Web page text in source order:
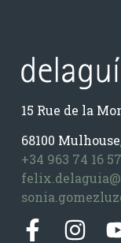
15 Rue de la
68100
+34 963 74 16 57